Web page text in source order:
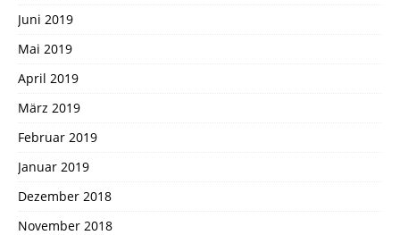
Juni 2019
Mai 2019
April 2019
März 2019
Februar 2019
Januar 2019
Dezember 2018
November 2018